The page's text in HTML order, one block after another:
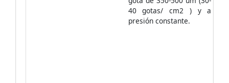
40 gotas/ cm2 ) y a
presión constante.